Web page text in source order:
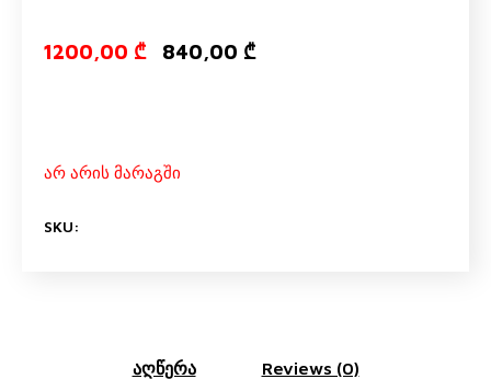
1200,00 ₾ Original
840,00 ₾Current
არ არის მარაგში
SKU:
აღწერა Reviews (0)